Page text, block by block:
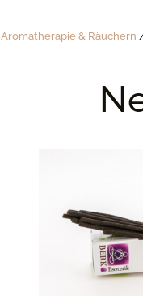
Aromatherapie & Räuchern